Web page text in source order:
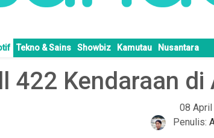
Tekno & Sains Showbiz Kamutau Nusantara
422 Kendaraan
08 April
Penulis: